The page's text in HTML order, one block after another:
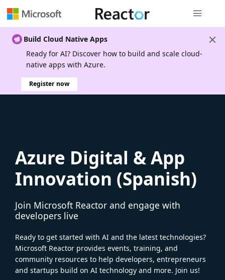
Build Cloud Native Apps
Ready for AI? Discover how to build and scale cloud-
native apps with Azure.
Register now
Azure Digital & App
Innovation (Spanish)
Join Microsoft Reactor and engage with
developers live
Ready to get started with AI and the latest technologies?
Microsoft Reactor provides events, training, and
community resources to help developers, entrepreneurs
and startups build on AI technology and more. Join us!